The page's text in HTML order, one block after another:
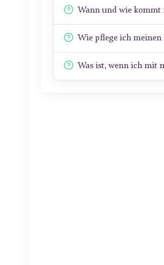
Wann und wie kommt
Wie pflege ich
Was ist, wenn ich mit